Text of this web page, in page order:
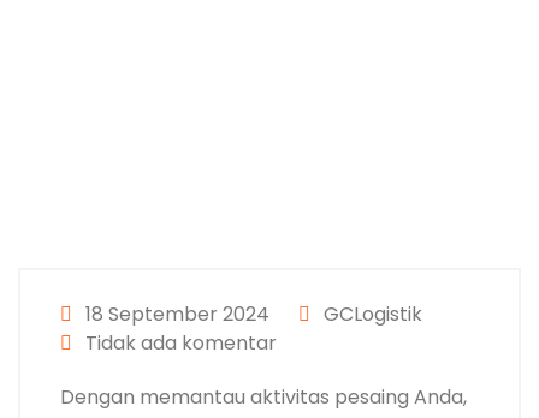
18 September 2024
GCLogistik
Tidak ada komentar
Dengan memantau aktivitas pesaing Anda,